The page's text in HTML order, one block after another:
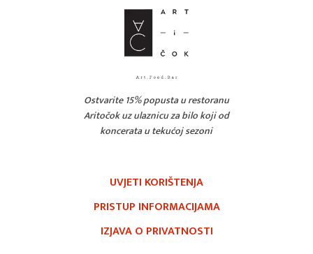
Ostvarite 15% popusta u restoranu
Aritočok uz ulaznicu za bilo koji od
koncerata u tekućoj sezoni
UVJETI KORIŠTENJA
PRISTUP INFORMACIJAMA
IZJAVA O PRIVATNOSTI